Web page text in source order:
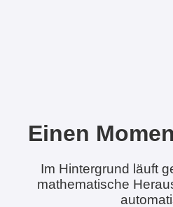
Einen
Im Hintergrund läuft
mathematische